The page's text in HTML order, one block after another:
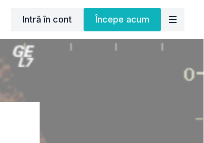
Intră în cont Începe acum